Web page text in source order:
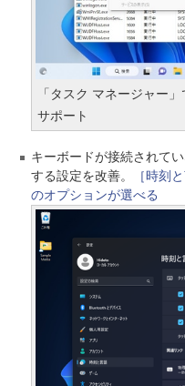
「タスク マネージャー
サポート
キーボードが接続されて
する設定を改善。
［時刻
のオプションが選べる